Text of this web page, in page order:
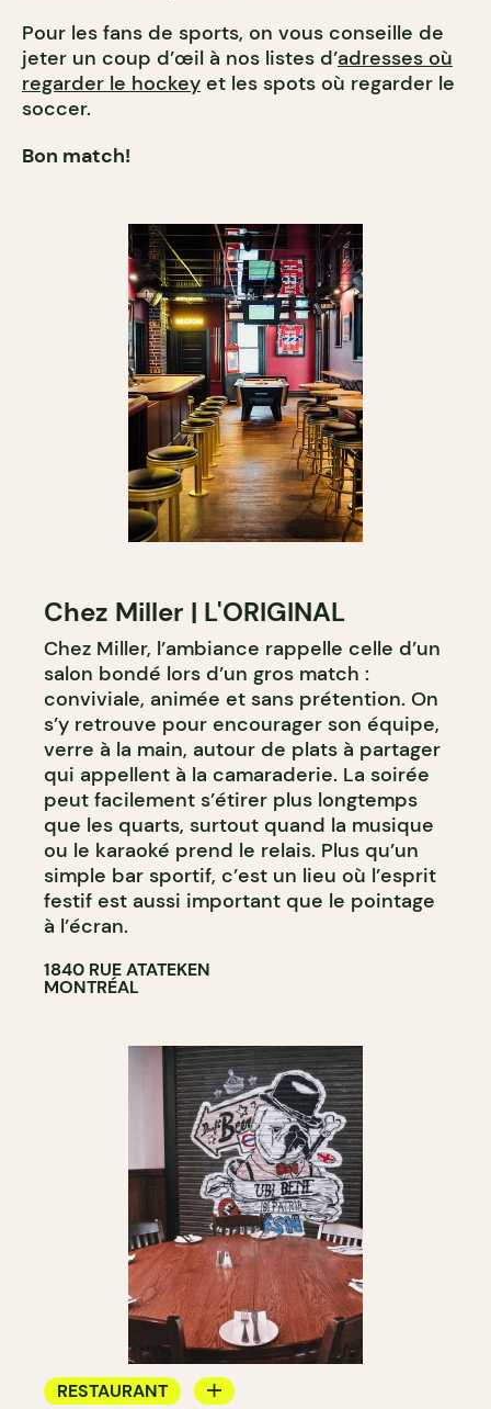
Pour les fans de sports, on vous conseille de
jeter un coup d’œil à nos listes d’adresses où
regarder le hockey et les spots où regarder le
soccer.
Bon match!
Chez Miller | L'ORIGINAL
Chez Miller, l’ambiance rappelle celle d’un
salon bondé lors d’un gros match :
conviviale, animée et sans prétention. On
s’y retrouve pour encourager son équipe,
verre à la main, autour de plats à partager
qui appellent à la camaraderie. La soirée
peut facilement s’étirer plus longtemps
que les quarts, surtout quand la musique
ou le karaoké prend le relais. Plus qu’un
simple bar sportif, c’est un lieu où l’esprit
festif est aussi important que le pointage
à l’écran.
1840 RUE ATATEKEN
MONTRÉAL
RESTAURANT